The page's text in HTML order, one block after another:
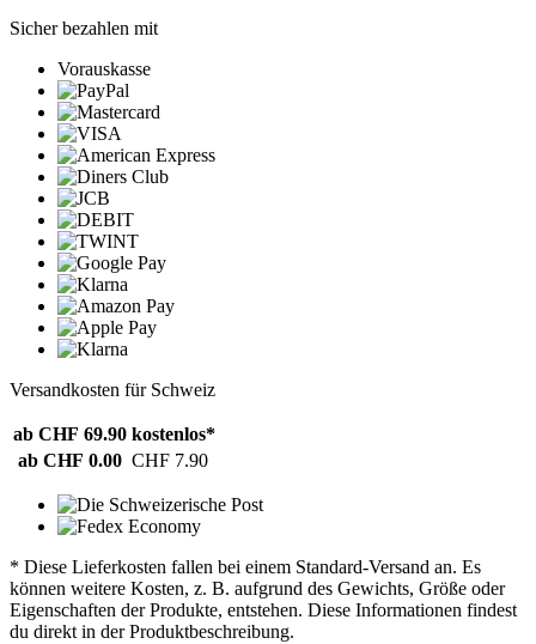
Sicher bezahlen mit
Vorauskasse
Versandkosten für Schweiz
ab CHF 69.90 kostenlos*
ab CHF 0.00 CHF 7.90
* Diese Lieferkosten fallen bei einem Standard-Versand an. Es
können weitere Kosten, z. B. aufgrund des Gewichts, Größe oder
Eigenschaften der Produkte, entstehen. Diese Informationen findest
du direkt in der Produktbeschreibung.